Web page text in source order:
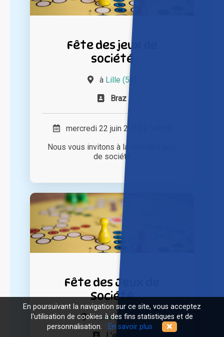
Fête des jeux de
société
à Lille (59)
Braz
mercredi 22 juin 2022 à 14h00
Nous vous invitons à la fête des jeux
de société
Fête des Jeux de
Société
àLesquin (59)
En poursuivant la navigation sur ce site, vous acceptez
l'utilisation de cookies à des fins statistiques et de
personnalisation.
En savoir plus